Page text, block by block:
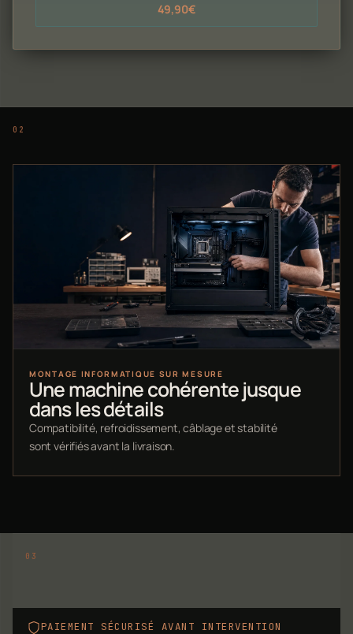
49,90€
MONTAGE INFORMATIQUE SUR MESURE
Une machine cohérente jusque
dans les détails
Compatibilité, refroidissement, câblage et stabilité
sont vérifiés avant la livraison.
PAIEMENT SÉCURISÉ AVANT INTERVENTION